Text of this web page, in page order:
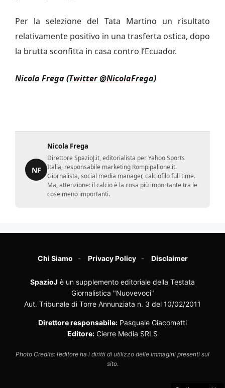
Per la selezione del Tata Martino un risultato
relativamente positivo in una trasferta ostica, dopo
la brutta sconfitta in casa contro l’Ecuador.
Nicola Frega(Twitter @NicolaFrega)
NF
Nicola Frega
Direttore SpazioJ.it, editorialista per Yahoo Sports
Italia, responsabile marketing Rompipallone.it.
Giornalista, social media manager, calciofilo full time.
Ma, attenzione: il calcio è la cosa più importante tra le
cose meno importanti.
Chi Siamo Privacy Policy Disclaimer
SpazioJ è un supplemento editoriale della Testata
Giornalistica "Nuovevoci"
Aut. Tribunale di Torre Annunziata n. 3 del 10/02/2011
Direttore responsabile: Pasquale Giacometti
Editore: Cierre Media SRLS
Photo Credits: l’editore ha i diritti di utilizzo delle immagini presenti sul
sito.